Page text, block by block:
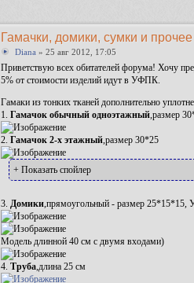
Гамачки, домики, сумки и
Diana » 25 авг 2012, 17:05
Приветствую всех обитателей форума! Хочу
5% от стоимости изделий идут в УФПК.
Гамаки из тонких тканей дополнительно
1. Гамачок обычный одноэтажный,размер
2.Гамачок 2-х этажный,размер 30*25
+ Показать спойлер
3.Домики,прямоугольный - размер 25*15*15,
Модель длинной 40 см с двумя входами)
4.Труба,длина 25 см